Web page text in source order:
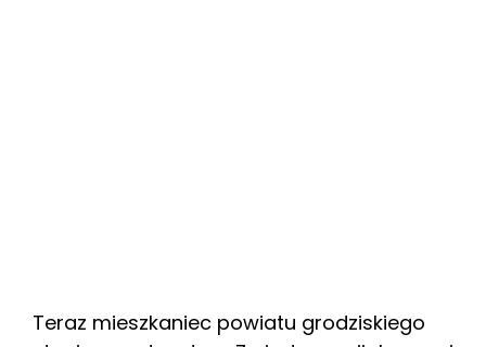
Teraz mieszkaniec powiatu grodziskiego